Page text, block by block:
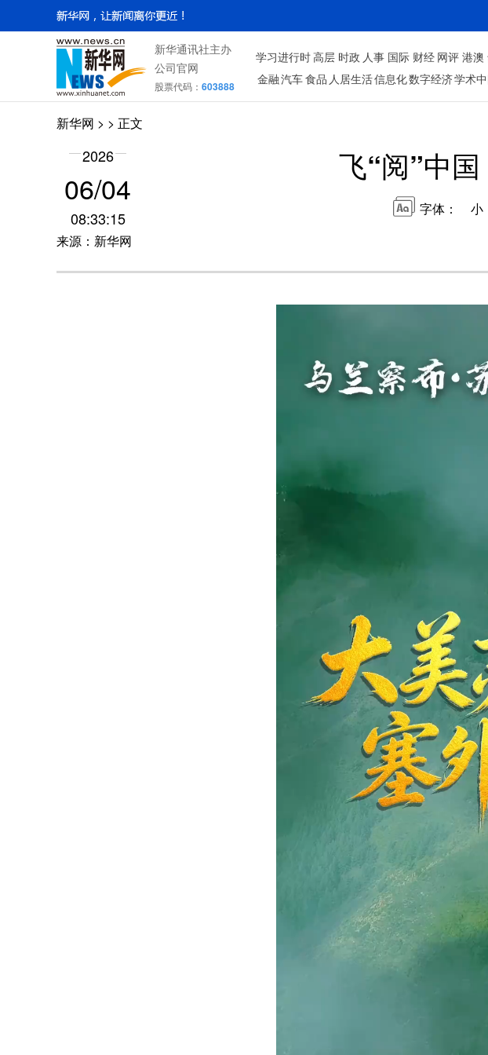
新华通讯社主办
公司官网
股票代码： 603888
学习进行时高层 时政 人事 国际 财经 网评 港澳
金融汽车食品 人居生活信息化数字经济学术
新华网 > > 正文
2026
06/04
08:33:15
来源：新华网
飞“阅”中
字体： 小